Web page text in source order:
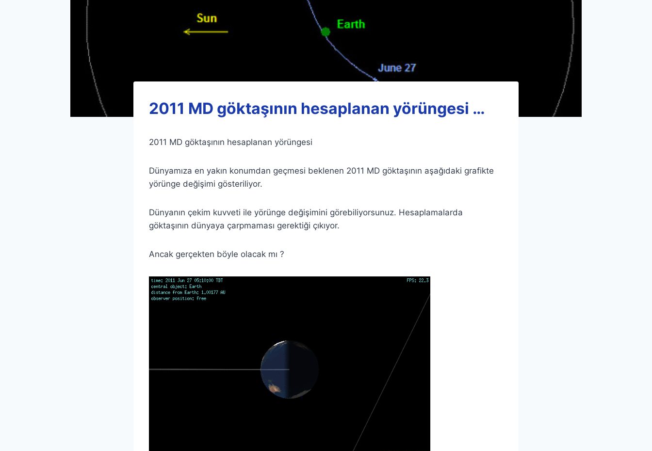
2011 MD göktaşının hesaplanan yörüngesi …
2011 MD göktaşının hesaplanan yörüngesi
Dünyamıza en yakın konumdan geçmesi beklenen 2011 MD göktaşının aşağıdaki grafikte
yörünge değişimi gösteriliyor.
Dünyanın çekim kuvveti ile yörünge değişimini görebiliyorsunuz. Hesaplamalarda
göktaşının dünyaya çarpmaması gerektiği çıkıyor.
Ancak gerçekten böyle olacak mı ?